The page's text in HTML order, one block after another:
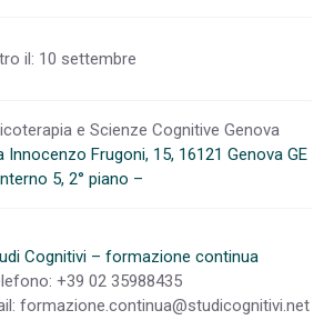
il: 10 settembre
e Scienze Cognitive Genova
Innocenzo Frugoni, 15, 16121 Genova GE
5, 2° piano –
Cognitivi – formazione continua
+39 02 35988435
formazione.continua@studicognitivi.net